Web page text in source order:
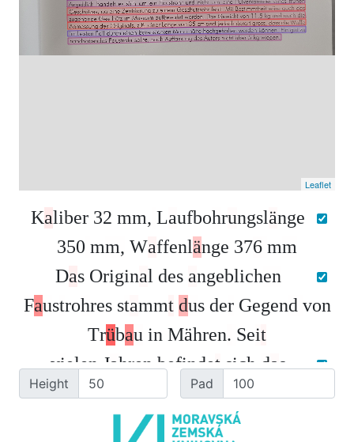
Leaflet
Kaliber 32 mm, Laufbohrungslänge
350 mm, Waffenlänge 376 mm
Das Original des angeblichen
Faustrohres stammt dus der Gegend von
Trübau in Mähren. Seit
vielen Jahren befindet sich das
Original im City M seum von Moravska
reb va in der
Height Pad